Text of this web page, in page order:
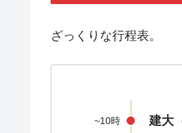
ざっくりな行程表。
~10時
建大